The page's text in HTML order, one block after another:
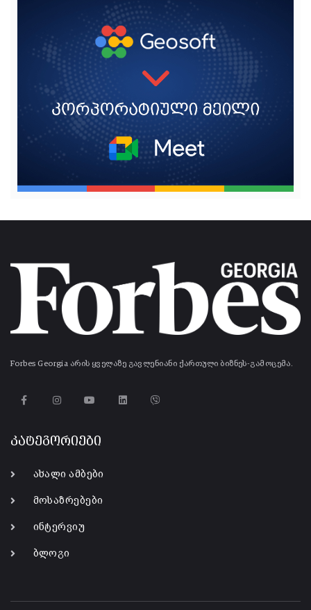
Forbes Georgia არის ყველაზე გავლენიანი ქართული ბიზნეს-გამოცემა.
კატეგორიები
ახალი ამბები
მოსაზრებები
ინტერვიუ
ბლოგი